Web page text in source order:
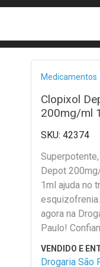
Medicamentos
Clopixol
200mg/ml
42374
Depot
1ml ajuda no
agora na
Paulo!
segurança.
Drogaria São